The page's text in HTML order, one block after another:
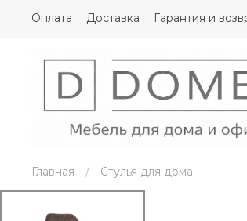
Оплата Доставка Гарантия и
Главная Стулья для дома